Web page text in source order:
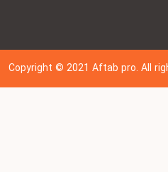
Copyright © 202 1Aftab pro. All